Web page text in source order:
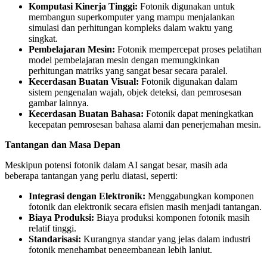
Komputasi Kinerja Tinggi: Fotonik digunakan untuk
membangun superkomputer yang mampu menjalankan
simulasi dan perhitungan kompleks dalam waktu yang
singkat.
Pembelajaran Mesin: Fotonik mempercepat proses pelatihan
model pembelajaran mesin dengan memungkinkan
perhitungan matriks yang sangat besar secara paralel.
Kecerdasan Buatan Visual: Fotonik digunakan dalam
sistem pengenalan wajah, objek deteksi, dan pemrosesan
gambar lainnya.
Kecerdasan Buatan Bahasa: Fotonik dapat meningkatkan
kecepatan pemrosesan bahasa alami dan penerjemahan mesin.
Tantangan dan Masa Depan
Meskipun potensi fotonik dalam AI sangat besar, masih ada
beberapa tantangan yang perlu diatasi, seperti:
Integrasi dengan Elektronik: Menggabungkan komponen
fotonik dan elektronik secara efisien masih menjadi tantangan.
Biaya Produksi: Biaya produksi komponen fotonik masih
relatif tinggi.
Standarisasi: Kurangnya standar yang jelas dalam industri
fotonik menghambat pengembangan lebih lanjut.